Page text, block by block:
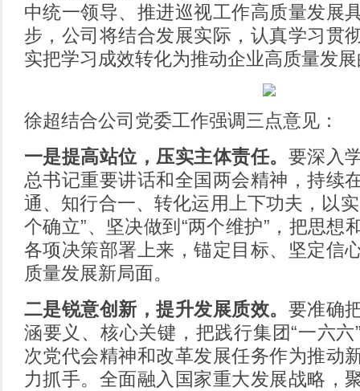
中统一领导、推进巡视工作高质量发展
步，公司将结合发展实际，认真学习贯
实把学习成效转化为推动企业高质量发
徐超结合公司党委工作强调三点意见：
一是提高站位，压实主体责任。 要深入
总书记重要讲话和全国两会精神，持续
通、知行合一、转化运用上下功夫，以
个确立”、坚决做到“两个维护”，把思想
各项决策部署上来，锚定目标、坚定信
质量发展新局面。
二是锐意创新，提升发展质效。 要准确
涵要义、核心关键，把践行集团“一六
次党代会精神和改革发展任务作为推动
力抓手。全面融入国家重大发展战略，